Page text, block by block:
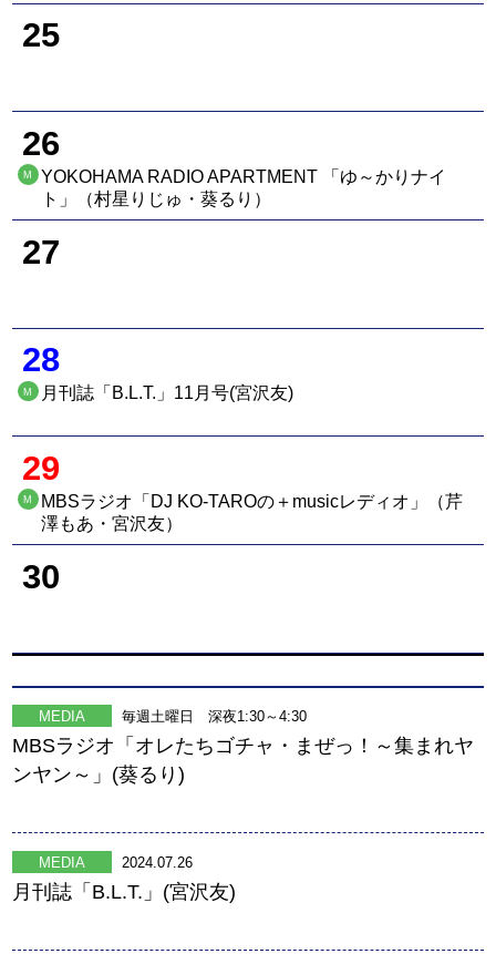
25
26
M
YOKOHAMA RADIO APARTMENT 「ゆ～かりナイ
ト」（村星りじゅ・葵るり）
27
28
M 月刊誌「B.L.T.」11月号(宮沢友)
29
M
MBSラジオ「DJ KO-TAROの＋musicレディオ」（芹
澤もあ・宮沢友）
30
MEDIA 毎週土曜日 深夜1:30～4:30
MBSラジオ「オレたちゴチャ・まぜっ！～集まれヤ
ンヤン～」(葵るり)
MEDIA 2024.07.26
月刊誌「B.L.T.」(宮沢友)